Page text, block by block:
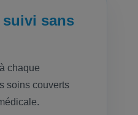
suivi sans
chaque
soins couverts